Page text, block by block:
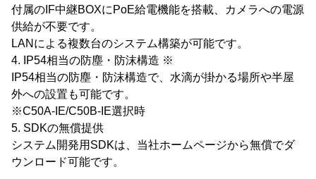
付属のIF中継BOXにPoE給電機能を搭載、カメラへの電源
供給が不要です。
LANによる複数台のシステム構築が可能です。
4. IP54相当の防塵・防沫構造 ※
IP54相当の防塵・防沫構造で、水滴が掛かる場所や半屋
外への設置も可能です。
※C50A-IE/C50B-IE選択時
5. SDKの無償提供
システム開発用SDKは、当社ホームページから無償でダ
ウンロード可能です。